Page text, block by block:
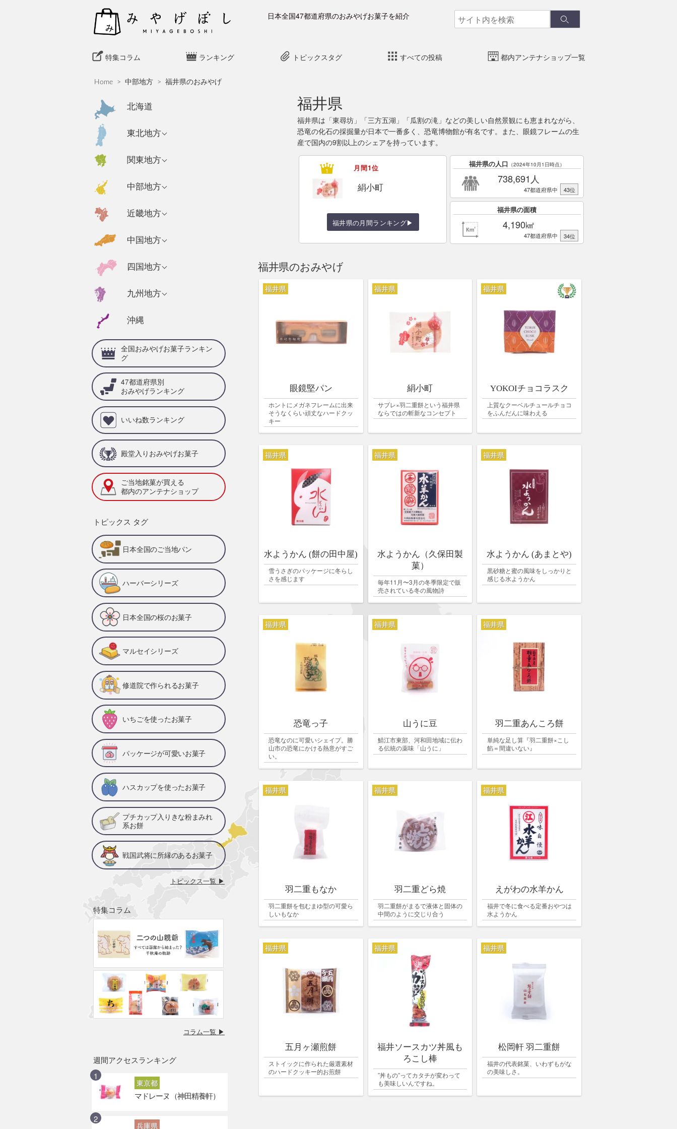
日本全国47都道府県のおみやげお菓子を紹介
検
索
検
特集コラム ランキング トピックスタグ すべての投稿 都内アンテナショップ一覧
Home > 中部地方 > 福井県のおみやげ
北海道
東北地方
青森県のおみやげ
岩手県のおみやげ
山形県のおみやげ
宮城県のおみやげ
関東地方
東京都のおみやげ
神奈川県のおみや
げ
埼玉県のおみやげ
茨城県のおみやげ
栃木県のおみやげ
群馬県のおみやげ
中部地方
新潟県のおみやげ
富山県のおみやげ
静岡県のおみやげ
福井県のおみやげ
山梨県のおみやげ
岐阜県のおみやげ
愛知県のおみやげ
近畿地方
大阪府のおみやげ
京都府のおみやげ
三重県のおみやげ
兵庫県のおみやげ
げ
中国地方
広島県のおみやげ
山口県のおみやげ
島根県のおみやげ
岡山県のおみやげ
鳥取県のおみやげ
四国地方
高知県のおみやげ
香川県のおみやげ
九州地方
福岡県のおみやげ
佐賀県のおみやげ
宮崎県のおみやげ
熊本県のおみやげ
鹿児島県のおみや
げ
長崎県のおみやげ
沖縄
全国おみやげお菓子ランキン
グ
47都道府県別
おみやげランキング
いいね数ランキング
殿堂入りおみやげお菓子
ご当地銘菓が買える
都内のアンテナショップ
トピックス タグ
日本全国のご当地パン
ハーバーシリーズ
日本全国の桜のお菓子
マルセイシリーズ
修道院で作られるお菓子
いちごを使ったお菓子
パッケージが可愛いお菓子
ハスカップを使ったお菓子
プチカップ入りきな粉まみれ
系お餅
戦国武将に所縁のあるお菓子
トピックス一覧 ▶
特集コラム
コラム一覧 ▶
週間アクセスランキング
東京都
マドレーヌ（神田精養軒）
兵庫県
福井県
福井県は「東尋坊」「三方五湖」「瓜割の滝」などの美しい自然景観にも恵まれながら、
恐竜の化石の採掘量が日本で一番多く、恐竜博物館が有名です。また、眼鏡フレームの生
産で国内の9割以上のシェアを持っています。
月間1位
絹小町
福井県の月間ランキング▶
福井県の人口 （2024年10月1日時点）
738,691人
47都道府県中 43位
福井県の面積
4,190㎢
47都道府県中 34位
福井県のおみやげ
福井県
眼鏡堅パン
ホントにメガネフレームに出来
そうなくらい頑丈なハードクッ
キー
福井県
絹小町
サブレ×羽二重餅という福井県
ならではの斬新なコンセプト
福井県
YOKOIチョコラスク
上質なクーベルチュールチョコ
をふんだんに味わえる
福井県
水ようかん (餅の田中屋)
雪うさぎのパッケージに冬らし
さを感じます
福井県
水ようかん（久保田製
菓）
毎年11月〜3月の冬季限定で販
売されている冬の風物詩
福井県
水ようかん (あまとや)
黒砂糖と蜜の風味をしっかりと
感じる水ようかん
福井県
恐竜っ子
恐竜なのに可愛いシェイプ。勝
山市の恐竜にかける熱意がすご
い。
福井県
山うに豆
鯖江市東部、河和田地域に伝わ
る伝統の薬味「山うに」
福井県
羽二重あんころ餅
単純な足し算『羽二重餅×こし
餡＝間違いない』
福井県
羽二重もなか
羽二重餅を包むまゆ型の可愛ら
しいもなか
福井県
羽二重どら焼
羽二重餅がまるで液体と固体の
中間のように交じり合う
福井県
えがわの水羊かん
福井で冬に食べる定番おやつは
水ようかん
福井県
五月ヶ瀬煎餅
ストイックに作られた厳選素材
のハードクッキー的お煎餅
福井県
福井ソースカツ丼風も
ろこし棒
”丼もの”ってカタチが変わって
も美味しいんですね。
福井県
松岡軒 羽二重餅
福井の代表銘菓、いわずもがな
の美味しさ。